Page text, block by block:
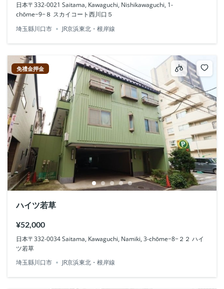
日本〒332-0021 Saitama, Kawaguchi, Nishikawaguchi, 1-
chōme−9−８ スカイコート西川口５
埼玉縣川口市
JR京浜東北・根岸線
免禮金押金
ハイツ若草
¥52,000
日本〒332-0034 Saitama, Kawaguchi, Namiki, 3-chōme−8−２２ ハイ
ツ若草
埼玉縣川口市
JR京浜東北・根岸線